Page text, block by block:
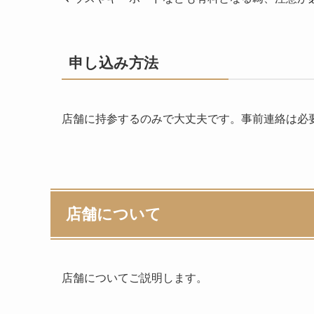
申し込み方法
店舗に持参するのみで大丈夫です。事前連絡は必
店舗について
店舗についてご説明します。